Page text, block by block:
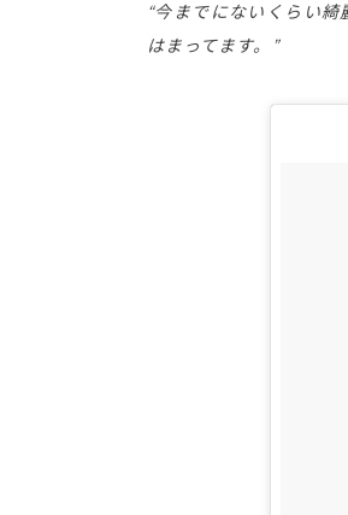
“今までにないくらい
はまってます。”